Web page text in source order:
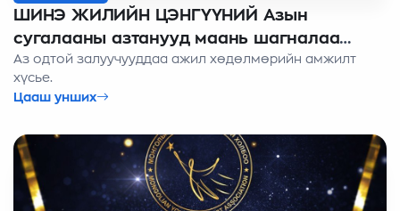
ШИНЭ ЖИЛИЙН ЦЭНГҮҮНИЙ Азын
сугалааны азтанууд маань шагналаа
гардан авлаа
Аз одтой залуучууддаа ажил хөдөлмөрийн амжилт
хүсье.
Цааш унших